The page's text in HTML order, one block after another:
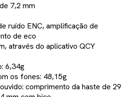
7,2 mm
ruído ENC, amplificação de
de eco
através do aplicativo QCY
6,34g
os fones: 48,15g
comprimento da haste de 29